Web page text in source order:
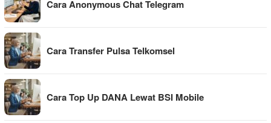
Cara Anonymous Chat Telegram
Cara Transfer Pulsa Telkomsel
Cara Top Up DANA Lewat BSI Mobile